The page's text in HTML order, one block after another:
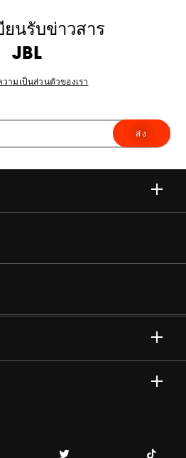
ยนรับข่าวสาร
JBL
ามเป็นส่วนตัวของเรา
ส่ง
เป็นทางการ